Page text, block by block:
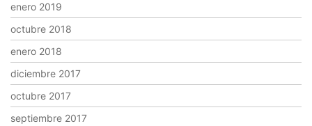
enero 2019
octubre 2018
enero 2018
diciembre 2017
octubre 2017
septiembre 2017